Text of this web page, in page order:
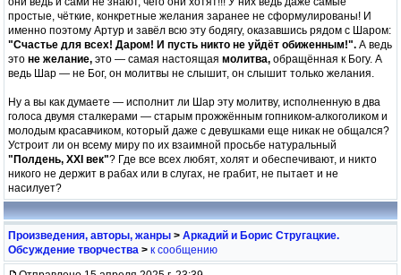
простые, чёткие, конкретные желания заранее не сформулированы! И
именно поэтому Артур и завёл всю эту бодягу, оказавшись рядом с Шаром:
"Счастье для всех! Даром! И пусть никто не уйдёт обиженным!". А ведь
это не желание, это — самая настоящая молитва, обращённая к Богу. А
ведь Шар — не Бог, он молитвы не слышит, он слышит только желания.
Ну а вы как думаете — исполнит ли Шар эту молитву, исполненную в два
голоса двумя сталкерами — старым прожжённым гопником-алкоголиком и
молодым красавчиком, который даже с девушками еще никак не общался?
Устроит ли он всему миру по их взаимной просьбе натуральный
"Полдень, XXI век"? Где все всех любят, холят и обеспечивают, и никто
никого не держит в рабах или в слугах, не грабит, не пытает и не
насилует?
Произведения, авторы, жанры > Аркадий и Борис Стругацкие.
Обсуждение творчества > к сообщению